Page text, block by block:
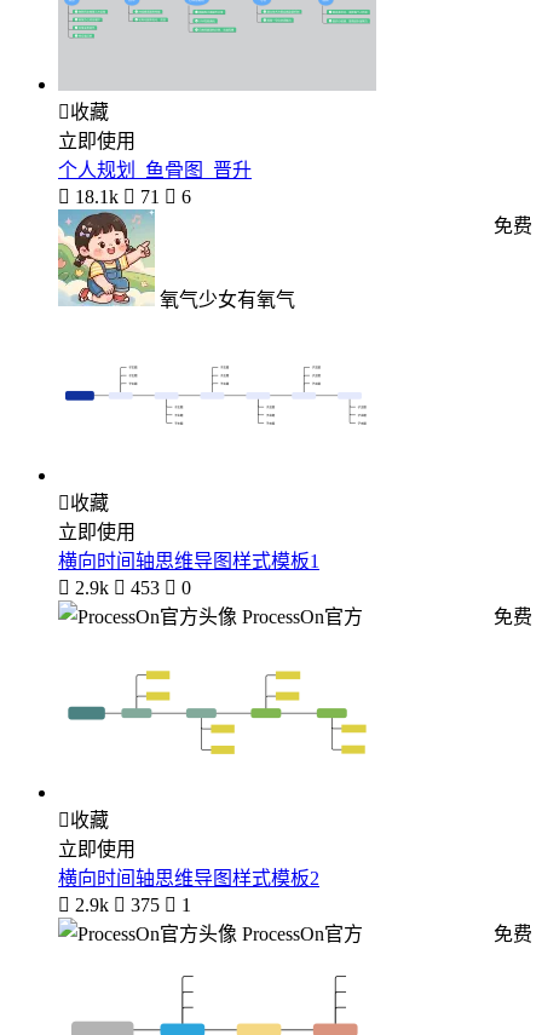
收藏
立即使用
个人规划_鱼骨图_晋升
 18.1k  71  6
氧气少女有氧气
免费
收藏
立即使用
横向时间轴思维导图样式模板1
 2.9k  453  0
ProcessOn官方
免费
收藏
立即使用
横向时间轴思维导图样式模板2
 2.9k  375  1
ProcessOn官方
免费